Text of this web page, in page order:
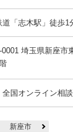
道「志木駅」徒歩1
0001 埼玉県新座
全国オンライン相
新座市